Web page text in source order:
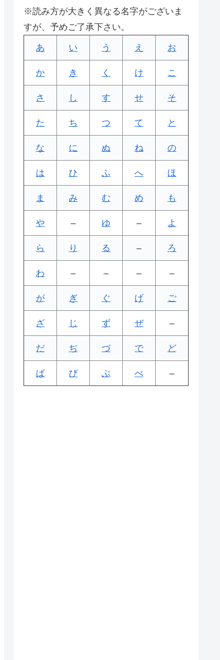
※読み方が大きく異なる名字がございま
すが、予めご了承下さい。
あ い う え お
か き く け こ
さ し す せ そ
た ち つ て と
な に ぬ ね の
は ひ ふ へ ほ
ま み む め も
や – ゆ – よ
ら り る – ろ
わ – – – –
が ぎ ぐ げ ご
ざ じ ず ぜ –
だ ぢ づ で ど
ば び ぶ べ –